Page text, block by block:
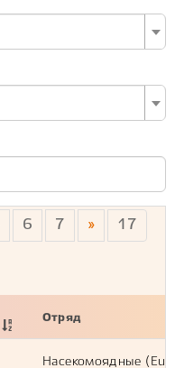
6 7 » 17
Отряд
Насекомоядные